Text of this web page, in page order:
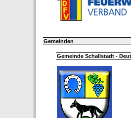
Gemeinden
Gemeinde Schallstadt -